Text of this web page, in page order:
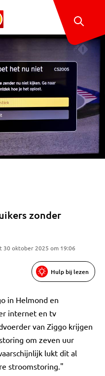
zonder
30 oktober 2025 om 19:06
Hulp bij lezen
in Helmond en
internet en tv
van Ziggo krijgen
om zeven uur
lukt dit al
stroomstoring."